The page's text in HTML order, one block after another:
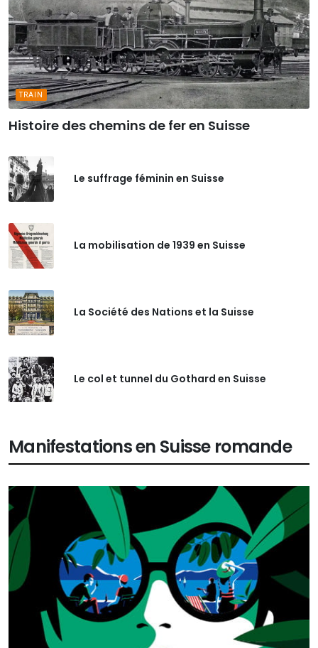
TRAIN
Histoire des chemins de fer en Suisse
Le suffrage féminin en Suisse
La mobilisation de 1939 en Suisse
La Société des Nations et la Suisse
Le col et tunnel du Gothard en Suisse
Manifestations en Suisse romande